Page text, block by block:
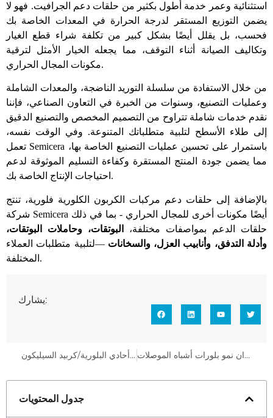
استثنائية وعمر خدمة أطول بكثير من حلقات دعم الجرافيت. فهو لا
يضمن التوزيع المستقر لدرجة الحرارة في المعدات الخاصة بك
فحسب، بل يقلل أيضًا بشكل كبير من تكلفة شراء قطع الغيار
وتكاليف الصيانة أثناء التوقف، مما يجعله الخيار الأمثل لترقية
مكونات المجال الحراري.
من خلال الاستفادة من سلسلة التوريد الناضجة، والمعدات الشاملة
وعمليات التصنيع، وسنوات من الخبرة في التعاون الصناعي، فإننا
نقدم خدمات شاملة تتراوح من التصميم المخصص والتصنيع الدقيق
إلى طلاء الأسطح لتلبية متطلباتك المتنوعة. وفي الوقت نفسه،
تعمل Semicera باستمرار على تحسين عمليات التصنيع الخاصة بها،
مما يضمن جودة المنتج المستقرة وكفاءة التسليم الموثوقة لدعم
احتياجات الإنتاج الخاصة بك.
بالإضافة إلى حلقات دعم مركبات الكربون الكلورية فلورية، تنتج
شركة Semicera أيضًا مكونات أخرى للمجال الحراري - بما في ذلك
حلقات الدعم بمواصفات مختلفة،
البوتقات، وحاملات البوتقات،
وأدلة التدفق، وأنابيب العزل، والسخانات—لتلبية متطلبات العملاء
المختلفة.
يشارك:
تطبيق مركبات الكربون الكلورية فلورية لمكونات المجال الحراري لأشباه الموصلات - أفران نمو السيليكون أحادي البلورية/كربيد السيليكون حلول وممارسات بوتقة مركبات الكربون الكلورية فلورية لأفران نمو بلورات أشباه الموصلات
جدول المحتويات